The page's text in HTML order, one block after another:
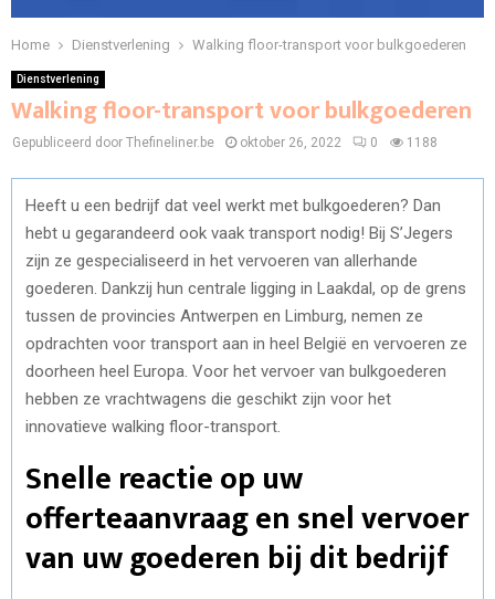
Home Dienstverlening Walking floor-transport voor bulkgoederen
Dienstverlening
Walking floor-transport voor bulkgoederen
Gepubliceerd door Thefineliner.be oktober 26, 2022 0 1188
Heeft u een bedrijf dat veel werkt met bulkgoederen? Dan
hebt u gegarandeerd ook vaak transport nodig! Bij S’Jegers
zijn ze gespecialiseerd in het vervoeren van allerhande
goederen. Dankzij hun centrale ligging in Laakdal, op de grens
tussen de provincies Antwerpen en Limburg, nemen ze
opdrachten voor transport aan in heel België en vervoeren ze
doorheen heel Europa. Voor het vervoer van bulkgoederen
hebben ze vrachtwagens die geschikt zijn voor het
innovatieve walking floor-transport.
Snelle reactie op uw
offerteaanvraag en snel vervoer
van uw goederen bij dit bedrijf